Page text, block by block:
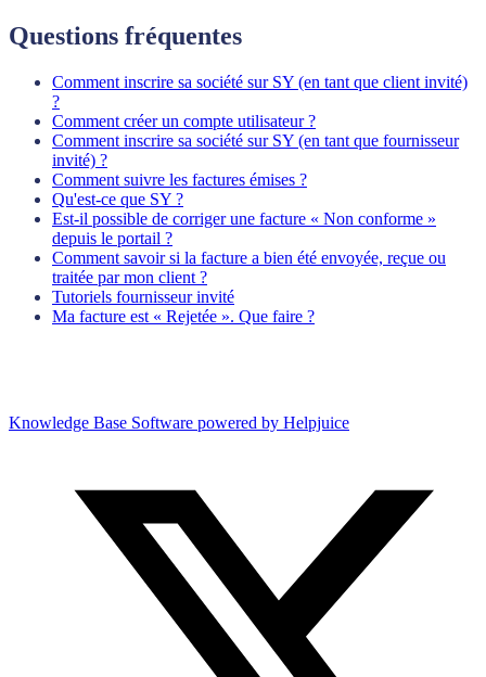
Questions fréquentes
Comment inscrire sa société sur SY (en tant que client invité)
?
Comment créer un compte utilisateur ?
Comment inscrire sa société sur SY (en tant que fournisseur
invité) ?
Comment suivre les factures émises ?
Qu'est-ce que SY ?
Est-il possible de corriger une facture « Non conforme »
depuis le portail ?
Comment savoir si la facture a bien été envoyée, reçue ou
traitée par mon client ?
Tutoriels fournisseur invité
Ma facture est « Rejetée ». Que faire ?
Knowledge Base Software powered by Helpjuice